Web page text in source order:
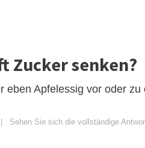
Zucker senken?
eben Apfelessig vor oder
Sehen Sie sich die vollständige